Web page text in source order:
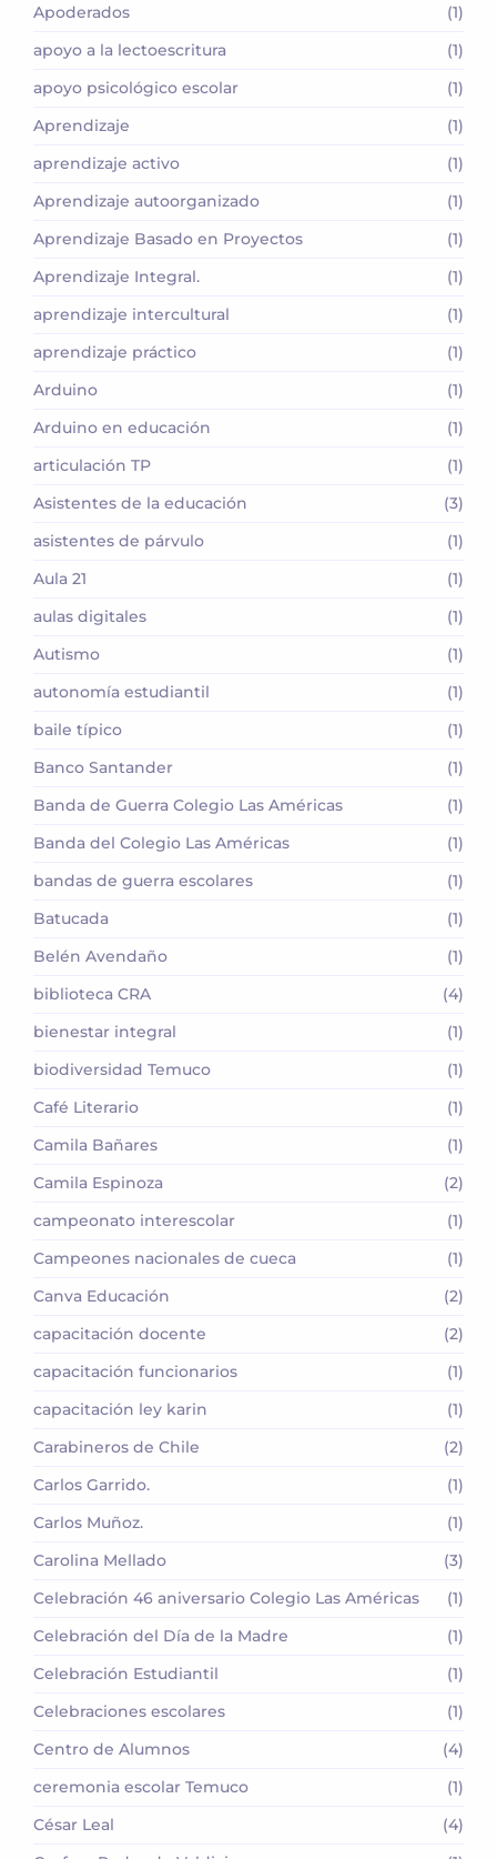
Apoderados
(1)
apoyo a la lectoescritura
(1)
apoyo psicológico escolar
(1)
Aprendizaje
(1)
aprendizaje activo
(1)
Aprendizaje autoorganizado
(1)
Aprendizaje Basado en Proyectos
(1)
Aprendizaje Integral.
(1)
aprendizaje intercultural
(1)
aprendizaje práctico
(1)
Arduino
(1)
Arduino en educación
(1)
articulación TP
(1)
Asistentes de la educación
(3)
asistentes de párvulo
(1)
Aula 21
(1)
aulas digitales
(1)
Autismo
(1)
autonomía estudiantil
(1)
baile típico
(1)
Banco Santander
(1)
Banda de Guerra Colegio Las Américas
(1)
Banda del Colegio Las Américas
(1)
bandas de guerra escolares
(1)
Batucada
(1)
Belén Avendaño
(1)
biblioteca CRA
(4)
bienestar integral
(1)
biodiversidad Temuco
(1)
Café Literario
(1)
Camila Bañares
(1)
Camila Espinoza
(2)
campeonato interescolar
(1)
Campeones nacionales de cueca
(1)
Canva Educación
(2)
capacitación docente
(2)
capacitación funcionarios
(1)
capacitación ley karin
(1)
Carabineros de Chile
(2)
Carlos Garrido.
(1)
Carlos Muñoz.
(1)
Carolina Mellado
(3)
Celebración 46 aniversario Colegio Las Américas
(1)
Celebración del Día de la Madre
(1)
Celebración Estudiantil
(1)
Celebraciones escolares
(1)
Centro de Alumnos
(4)
ceremonia escolar Temuco
(1)
César Leal
(4)